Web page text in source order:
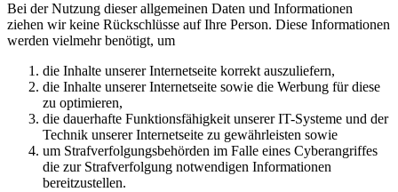
Bei der Nutzung dieser allgemeinen Daten und Informationen
ziehen wir keine Rückschlüsse auf Ihre Person. Diese Informationen
werden vielmehr benötigt, um
die Inhalte unserer Internetseite korrekt auszuliefern,
die Inhalte unserer Internetseite sowie die Werbung für diese
zu optimieren,
die dauerhafte Funktionsfähigkeit unserer IT-Systeme und der
Technik unserer Internetseite zu gewährleisten sowie
um Strafverfolgungsbehörden im Falle eines Cyberangriffes
die zur Strafverfolgung notwendigen Informationen
bereitzustellen.